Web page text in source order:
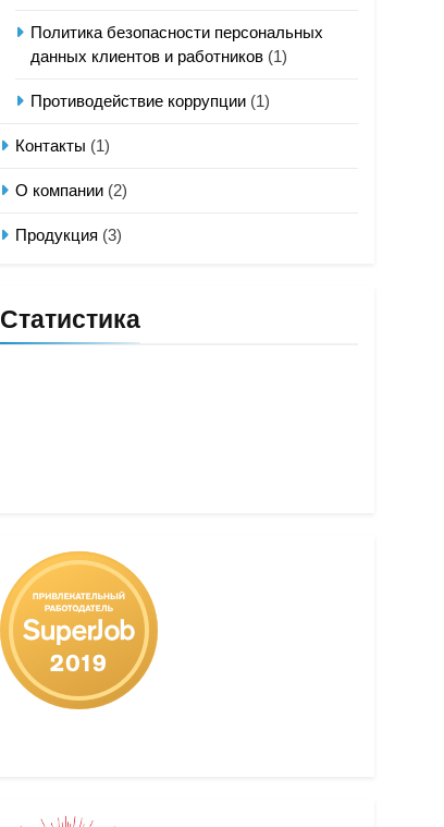
Политика безопасности персональных
данных клиентов и работников (1)
Противодействие коррупции (1)
Контакты (1)
О компании (2)
Продукция (3)
Статистика